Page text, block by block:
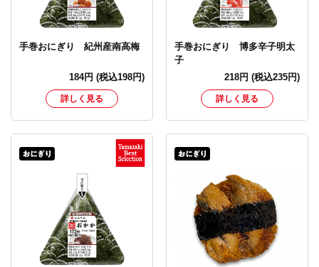
手巻おにぎり 紀州産南高梅
184円(税込198円)
詳しく見る
手巻おにぎり 博多辛子明太
子
218円(税込235円)
詳しく見る